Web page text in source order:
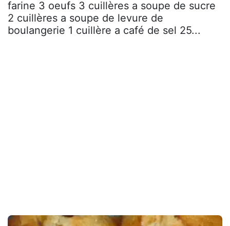
farine 3 oeufs 3 cuillères a soupe de sucre
2 cuillères a soupe de levure de
boulangerie 1 cuillère a café de sel 25...